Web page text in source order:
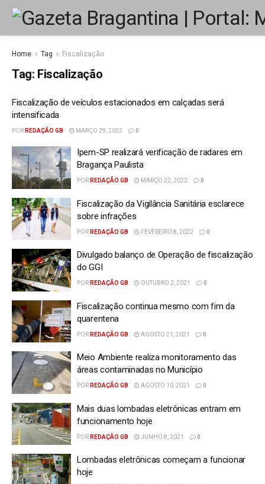
Home Tag Fiscalização
Tag: Fiscalização
Fiscalização de veículos estacionados em calçadas será
intensificada
POR REDAÇÃO GB MARÇO 29, 2022 0
Ipem-SP realizará verificação de radares em
Bragança Paulista
POR REDAÇÃO GB MARÇO 22, 2022 0
Fiscalização da Vigilância Sanitária esclarece
sobre infrações
POR REDAÇÃO GB FEVEREIRO 8, 2022 0
Divulgado balanço de Operação de fiscalização
do GGI
POR REDAÇÃO GB OUTUBRO 2, 2021 0
Fiscalização continua mesmo com fim da
quarentena
POR REDAÇÃO GB AGOSTO 21, 2021 0
Meio Ambiente realiza monitoramento das
áreas contaminadas no Município
POR REDAÇÃO GB AGOSTO 10, 2021 0
Mais duas lombadas eletrônicas entram em
funcionamento hoje
POR REDAÇÃO GB JUNHO 8, 2021 0
Lombadas eletrônicas começam a funcionar
hoje